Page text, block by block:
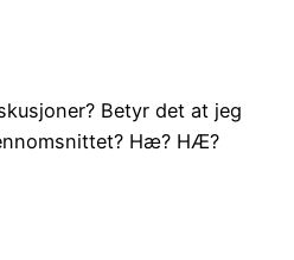
Betyr det at jeg
Hæ? HÆ?